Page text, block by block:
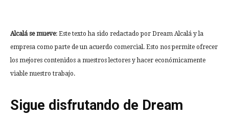
Alcalá se mueve: Este texto ha sido redactado por Dream Alcalá y la
empresa como parte de un acuerdo comercial. Esto nos permite ofrecer
los mejores contenidos a nuestros lectores y hacer económicamente
viable nuestro trabajo.
Sigue disfrutando de Dream